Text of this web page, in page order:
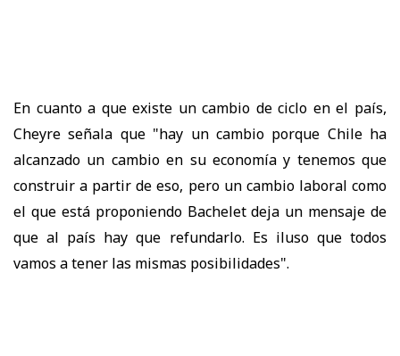
En cuanto a que existe un cambio de ciclo en el país,
Cheyre señala que "hay un cambio porque Chile ha
alcanzado un cambio en su economía y tenemos que
construir a partir de eso, pero un cambio laboral como
el que está proponiendo Bachelet deja un mensaje de
que al país hay que refundarlo. Es iluso que todos
vamos a tener las mismas posibilidades".